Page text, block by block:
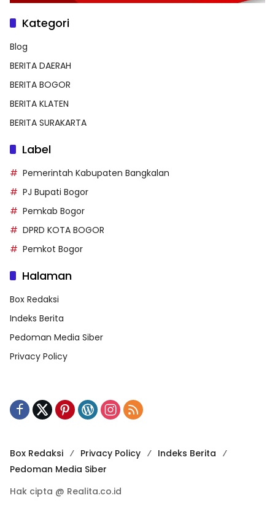
Kategori
Blog
BERITA DAERAH
BERITA BOGOR
BERITA KLATEN
BERITA SURAKARTA
Label
Pemerintah Kabupaten Bangkalan
PJ Bupati Bogor
Pemkab Bogor
DPRD KOTA BOGOR
Pemkot Bogor
Halaman
Box Redaksi
Indeks Berita
Pedoman Media Siber
Privacy Policy
Box Redaksi Privacy Policy
Indeks Berita
Pedoman Media Siber
Hak cipta @ Realita.co.id